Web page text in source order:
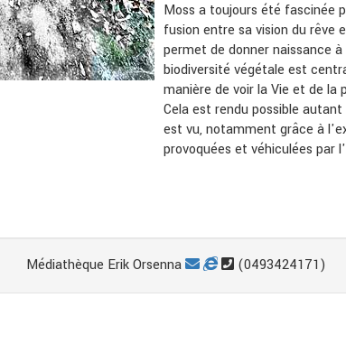
Moss a toujours été fascinée
fusion entre sa vision du rêve
permet de donner naissance
biodiversité végétale est
manière de voir la Vie et de la
Cela est rendu possible
est vu, notamment grâce à
provoquées et véhiculées par
Médiathèque Erik Orsenna (0493424171)